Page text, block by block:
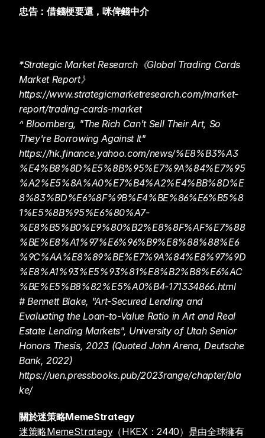
忠告：借錢梗要還，咪俾錢中介
*Strategic Market Research《Global Trading Cards
Market Report》
https://www.strategicmarketresearch.com/market-
report/trading-cards-market
^ Bloomberg, "The Rich Can't Sell Their Art, So
They're Borrowing Against It"
https://hk.finance.yahoo.com/news/%E8%B3%A3
%E4%B8%8D%E5%8B%95%E7%9A%84%E7%95
%A2%E5%8A%A0%E7%B4%A2%E4%BB%8D%E
8%83%BD%E6%8F%9B%E4%BE%86%E6%B5%8
1%E5%8B%95%E6%80%A7-
%E8%B5%B0%E9%80%B2%E8%8F%AF%E7%88
%BE%E8%A1%97%E6%96%B9%E8%88%88%E6
%9C%AA%E8%89%BE%E7%9A%84%E8%97%9D
%E8%A1%93%E5%93%81%E8%B2%B8%E6%AC
%BE%E5%B8%82%E5%A0%B4-171334866.html
# Bennett Blake, "Art-Secured Lending and
Evaluating the Loan-to-Value Ratio in Art and Real
Estate Lending Markets", University of Utah Senior
Honors Thesis, 2023 (Quoted John Arena, Deutsche
Bank, 2022)
https://uen.pressbooks.pub/2023range/chapter/bla
ke/
關於迷策略MemeStrategy
迷策略MemeStrategy（HKEX：2440）是由全球擁有